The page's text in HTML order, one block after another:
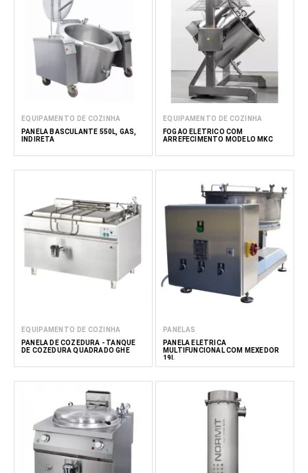
EQUIPAMENTO DE COZINHA
PANELA BASCULANTE 550L, GÁS,
INDIRETA
EQUIPAMENTO DE COZINHA
FOGÃO ELÉTRICO COM
ARREFECIMENTO MODELO MKC
EQUIPAMENTO DE COZINHA
PANELA DE COZEDURA - TANQUE
DE COZEDURA QUADRADO GHE
PANELAS
PANELA ELÉTRICA
MULTIFUNCIONAL COM MEXEDOR
19L